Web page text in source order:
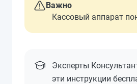
Важно
Кассовый аппарат
Эксперты
эти инструкции